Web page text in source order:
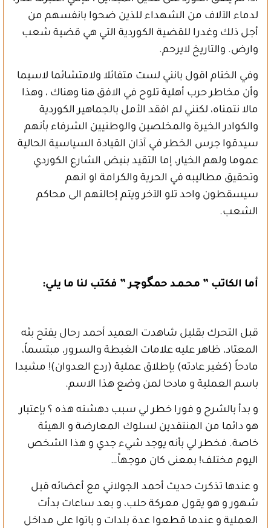
لدماء الآلاف من الشهداء للذين ضحوا بانفسهم من
أجل ذلك وغدرا للقضية الكوردية التي هي قضية شعب
وارض. والتاريخ لايرحم.
وفي الختام اقول بانني لست متفائلا ولامتشائما لاسيما
وأن مخاطر حرب أهلية تلوح في الافق هنا وهناك ، وهذا
مالا نتمناه، لكنني لم افقد الأمل بالجماهير الكوردية
والكوادر الخيرة والمخلصين والوطنيين الشرفاء بأنهم
سيدقوا جرس الخطر في آذان القيادة السياسية الحالية
عموما ولهم الخيار، إما التقيد بنبض الشارع الكوردي
وتحقيق مطاليبه في الحرية والكرامة او انهم
سيسقطون واحد تلو الآخر ويتم إحالتهم الى محاكم
الشعب.
أما الكاتب ” محـمـد حمگوچـر ” فكتب لنا ما يلي:
قبل التحرك بقليل شاهدت العميد أحمد رحال يفتح بثه
المعتاد، ظاهر عليه علامات الغبطة والسرور، مبتسماً،
مادحاً (كغير عادته) بإطلاق عملية (ردع العدوان)! مشيدا
باسم العملية و مادحا لمن وضع هذا الاسم.
و بدأ بالشرح و فورا خطر لي سبب دهشته هذه ؟ بإعتبار
هو دائما من المنتقدين لسلوك المعارضة و الهيئة
خاصة. فخطر لي بأنه يوجد شيء جدي و هذا الشخص
اليوم مختلف! بمعنى كان موجهاً…
و عندها تذكرت حديث أحمد الجولاني مع أعضائه قبل
شهور و هو يقول معركة حلب، و بعد ساعات بدأت
العملية و عندما قطعوا عدة بلدات و باتوا على مداخل